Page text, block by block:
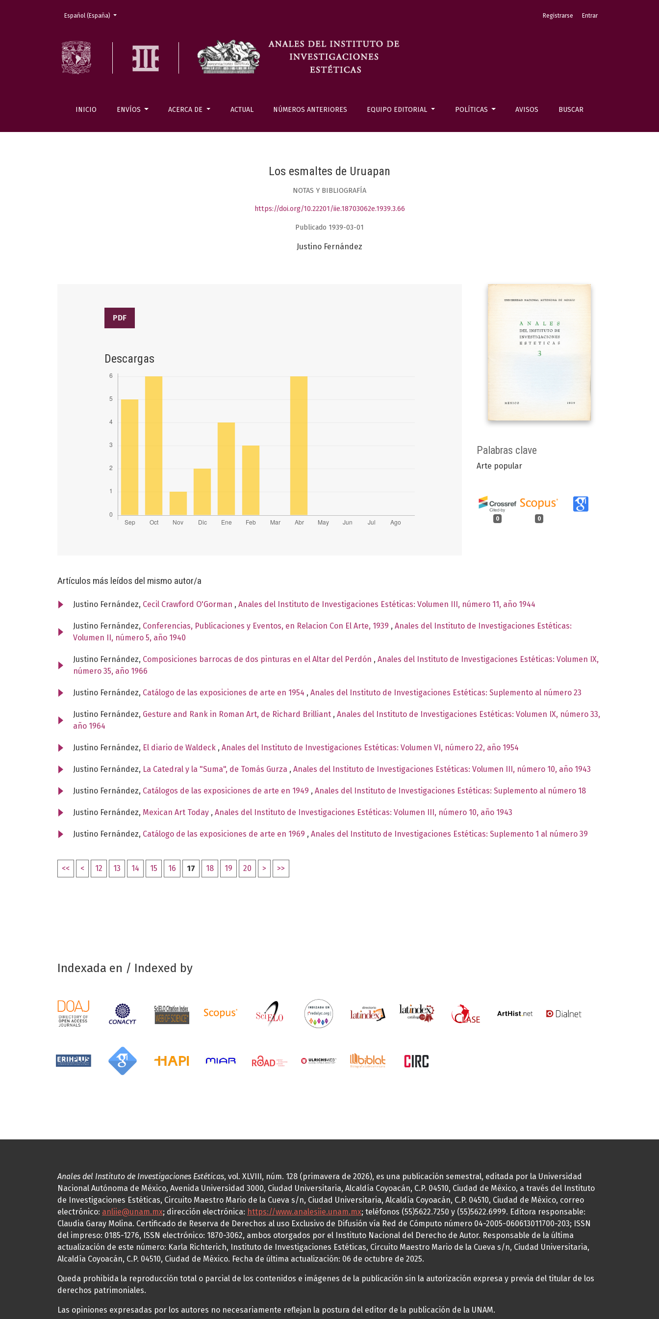
INICIO ENVÍOS ACERCA DE ACTUAL NÚMEROS ANTERIORES EQUIPO EDITORIAL POLÍTICAS AVISOS BUSCAR
Registrarse Entrar
Cambiar el idioma. El actual es:
Español (España)
Los esmaltes de Uruapan
NOTAS Y BIBLIOGRAFÍA
https://doi.org/10.22201/iie.18703062e.1939.3.66
Publicado 1939-03-01
Justino Fernández
Palabras clave
Arte popular
0 0
PDF
Descargas
Artículos más leídos del mismo autor/a
Justino Fernández, Cecil Crawford O'Gorman , Anales del Instituto de Investigaciones Estéticas: Volumen III, número 11, año 1944
Justino Fernández, Conferencias, Publicaciones y Eventos, en Relacion Con El Arte, 1939 , Anales del Instituto de Investigaciones Estéticas:
Volumen II, número 5, año 1940
Justino Fernández, Composiciones barrocas de dos pinturas en el Altar del Perdón , Anales del Instituto de Investigaciones Estéticas: Volumen IX,
número 35, año 1966
Justino Fernández, Catálogo de las exposiciones de arte en 1954 , Anales del Instituto de Investigaciones Estéticas: Suplemento al número 23
Justino Fernández, Gesture and Rank in Roman Art, de Richard Brilliant , Anales del Instituto de Investigaciones Estéticas: Volumen IX, número 33,
año 1964
Justino Fernández, El diario de Waldeck , Anales del Instituto de Investigaciones Estéticas: Volumen VI, número 22, año 1954
Justino Fernández, La Catedral y la "Suma", de Tomás Gurza , Anales del Instituto de Investigaciones Estéticas: Volumen III, número 10, año 1943
Justino Fernández, Catálogos de las exposiciones de arte en 1949 , Anales del Instituto de Investigaciones Estéticas: Suplemento al número 18
Justino Fernández, Mexican Art Today , Anales del Instituto de Investigaciones Estéticas: Volumen III, número 10, año 1943
Justino Fernández, Catálogo de las exposiciones de arte en 1969 , Anales del Instituto de Investigaciones Estéticas: Suplemento 1 al número 39
<< < 12 13 14 15 16 17 18 19 20 > >>
Indexada en / Indexed by
Anales del Instituto de Investigaciones Estéticas, vol. XLVIII, núm. 128 (primavera de 2026), es una publicación semestral, editada por la Universidad
Nacional Autónoma de México, Avenida Universidad 3000, Ciudad Universitaria, Alcaldía Coyoacán, C.P. 04510, Ciudad de México, a través del Instituto
de Investigaciones Estéticas, Circuito Maestro Mario de la Cueva s/n, Ciudad Universitaria, Alcaldía Coyoacán, C.P. 04510, Ciudad de México, correo
electrónico: anliie@unam.mx; dirección electrónica: https://www.analesiie.unam.mx; teléfonos (55)5622.7250 y (55)5622.6999. Editora responsable:
Claudia Garay Molina. Certificado de Reserva de Derechos al uso Exclusivo de Difusión vía Red de Cómputo número 04-2005-060613011700-203; ISSN
del impreso: 0185-1276, ISSN electrónico: 1870-3062, ambos otorgados por el Instituto Nacional del Derecho de Autor. Responsable de la última
actualización de este número: Karla Richterich, Instituto de Investigaciones Estéticas, Circuito Maestro Mario de la Cueva s/n, Ciudad Universitaria,
Alcaldía Coyoacán, C.P. 04510, Ciudad de México. Fecha de última actualización: 06 de octubre de 2025.
Queda prohibida la reproducción total o parcial de los contenidos e imágenes de la publicación sin la autorización expresa y previa del titular de los
derechos patrimoniales.
Las opiniones expresadas por los autores no necesariamente reflejan la postura del editor de la publicación de la UNAM.